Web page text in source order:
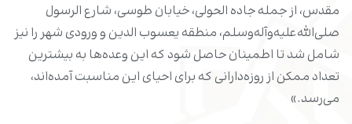
مقدس، از جمله جاده الحولی، خیابان طوسی، شارع الرسول
صلی‌الله‌علیه‌وآله‌وسلم، منطقه یعسوب الدین و ورودی شهر را نیز
شامل شد تا اطمینان حاصل شود که این وعده‌ها به بیشترین
تعداد ممکن از روزه‌دارانی که برای احیای این مناسبت آمده‌اند،
می‌رسد.»